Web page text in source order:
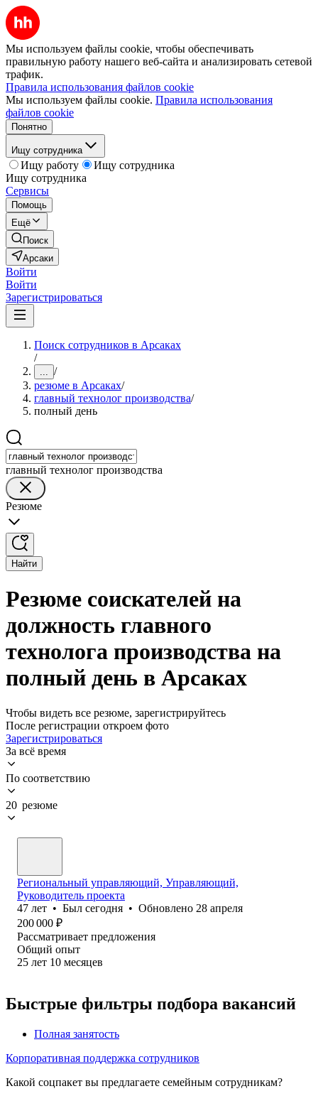
Мы используем файлы cookie, чтобы обеспечивать
правильную работу нашего веб-сайта и анализировать сетевой
трафик.
Правила использования файлов cookie
Мы используем файлы cookie. Правила использования
файлов cookie
Понятно
Ищу сотрудника
Ищу работу
Ищу сотрудника
Ищу сотрудника
Сервисы
Помощь
Ещё
Поиск
Арсаки
Войти
Войти
Зарегистрироваться
Поиск сотрудников в Арсаках
/
... /
резюме в Арсаках/
главный технолог производства/
полный день
главный технолог производства
Резюме
Найти
Резюме соискателей на
должность главного
технолога производства на
полный день в Арсаках
Чтобы видеть все резюме, зарегистрируйтесь
После регистрации откроем фото
Зарегистрироваться
За всё время
По соответствию
20 резюме
Региональный управляющий, Управляющий,
Руководитель проекта
47 лет • Был сегодня • Обновлено 28 апреля
200 000 ₽
Рассматривает предложения
Общий опыт
25 лет 10 месяцев
Быстрые фильтры подбора вакансий
Полная занятость
Корпоративная поддержка сотрудников
Какой соцпакет вы предлагаете семейным сотрудникам?